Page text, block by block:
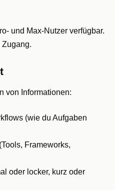
und Max-Nutzer verfügbar.
Zugang.
von Informationen:
(wie du Aufgaben
Frameworks,
oder locker, kurz oder